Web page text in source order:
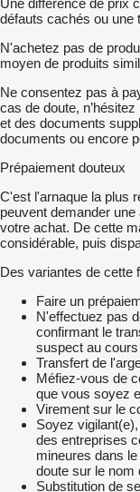
Une différence de prix
défauts cachés ou une
N'achetez pas de
moyen de produits
Ne consentez pas à
cas de doute,
et des documents
documents ou encore
Prépaiement douteux
C'est l'arnaque la plus
peuvent demander
votre achat. De cette
considérable, puis
Des variantes de cette
Faire un
N'effectuez pas
confirmant le
suspect au
Transfert de
Méfiez-vous de
que vous soyez
Virement sur le
Soyez
des entreprises
mineures dans
doute sur le nom
Substitution de